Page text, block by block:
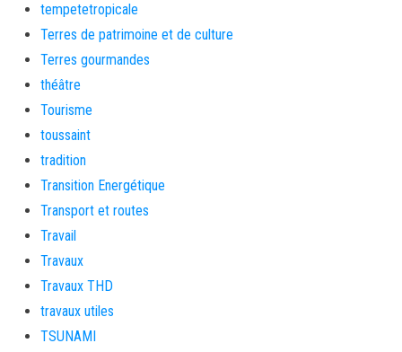
tempetetropicale
Terres de patrimoine et de culture
Terres gourmandes
théâtre
Tourisme
toussaint
tradition
Transition Energétique
Transport et routes
Travail
Travaux
Travaux THD
travaux utiles
TSUNAMI